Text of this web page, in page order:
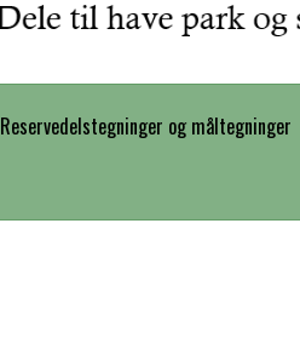
Reservedelstegninger og måltegninger